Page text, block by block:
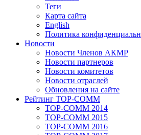
Теги
Карта сайта
English
Политика
Новости
Новости Членов АКМР
Новости партнеров
Новости комитетов
Новости отраслей
Обновления на сайте
Рейтинг TOP-COMM
TOP-COMM 2014
TOP-COMM 2015
TOP-COMM 2016